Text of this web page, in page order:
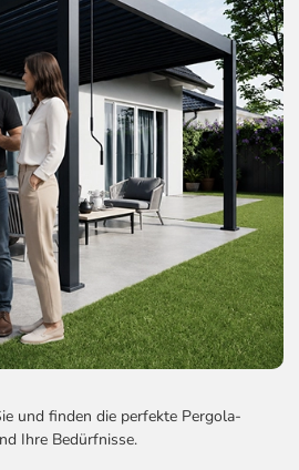
Wartung
die Pergola regelmäßig mit Wasser,
und finden die perfekte Pergola-
Ihre Bedürfnisse.